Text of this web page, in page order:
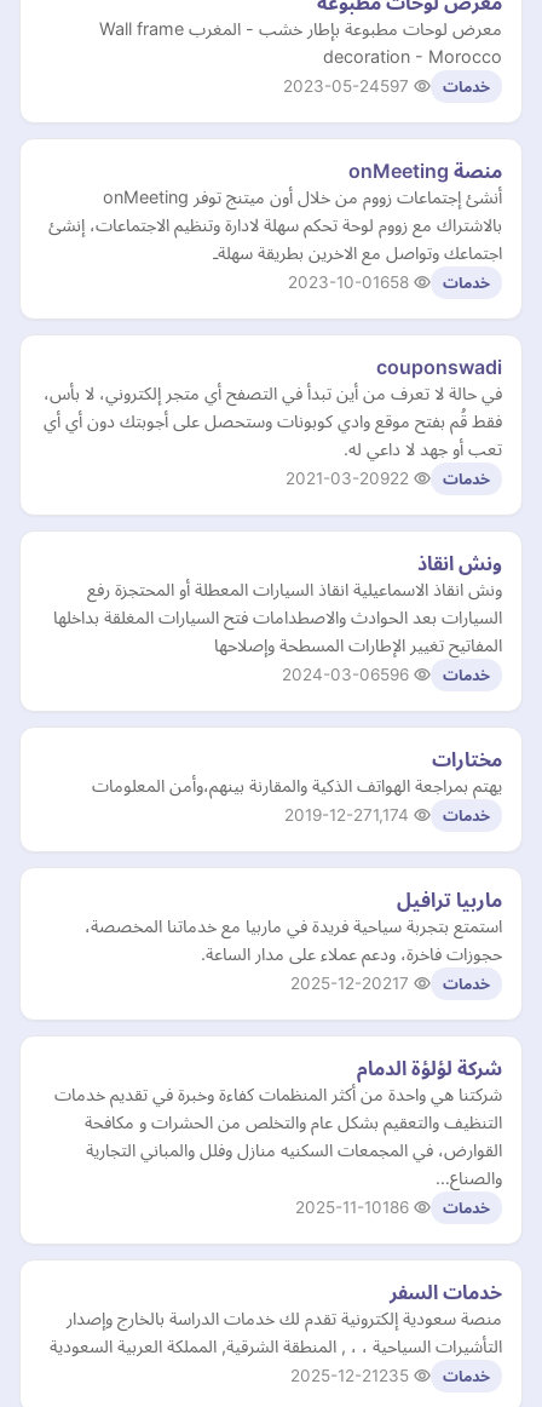
معرض لوحات مطبوعة بإطار خشب - المغرب Wall frame
decoration - Morocco
خدمات 2023-05-24
منصة onMeeting
أنشئ إجتماعات زووم من خلال أون ميتنج توفر onMeeting
بالاشتراك مع زووم لوحة تحكم سهلة لادارة وتنظيم الاجتماعات، إنشئ
اجتماعك وتواصل مع الاخرين بطريقة سهلةـ
خدمات 2023-10-01
couponswadi
في حالة لا تعرف من أين تبدأ في التصفح أي متجر إلكتروني، لا بأس،
فقط قُم بفتح موقع وادي كوبونات وستحصل على أجوبتك دون أي أي
تعب أو جهد لا داعي له.
خدمات 2021-03-20
ونش انقاذ
ونش انقاذ الاسماعيلية انقاذ السيارات المعطلة أو المحتجزة رفع
السيارات بعد الحوادث والاصطدامات فتح السيارات المغلقة بداخلها
المفاتيح تغيير الإطارات المسطحة وإصلاحها
خدمات 2024-03-06
مختارات
يهتم بمراجعة الهواتف الذكية والمقارنة بينهم،وأمن المعلومات
خدمات 2019-12-27
ماربيا ترافيل
استمتع بتجربة سياحية فريدة في ماربيا مع خدماتنا المخصصة،
حجوزات فاخرة، ودعم عملاء على مدار الساعة.
خدمات 2025-12-20
شركة لؤلؤة الدمام
شركتنا هي واحدة من أكثر المنظمات كفاءة وخبرة في تقديم خدمات
التنظيف والتعقيم بشكل عام والتخلص من الحشرات و مكافحة
القوارض، في المجمعات السكنيه منازل وفلل والمباني التجارية
والصناع…
خدمات 2025-11-10
خدمات السفر
منصة سعودية إلكترونية تقدم لك خدمات الدراسة بالخارج وإصدار
التأشيرات السياحية ، ، , المنطقة الشرقية, المملكة العربية السعودية
خدمات 2025-12-21